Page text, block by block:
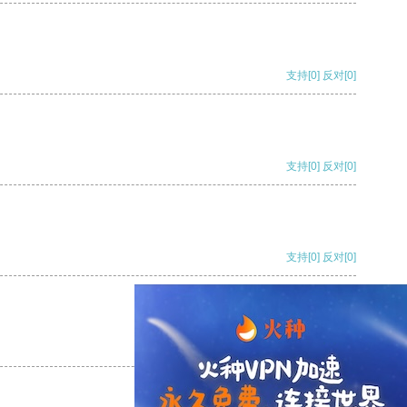
支持[0] 反对[0]
支持[0] 反对[0]
支持[0] 反对[0]